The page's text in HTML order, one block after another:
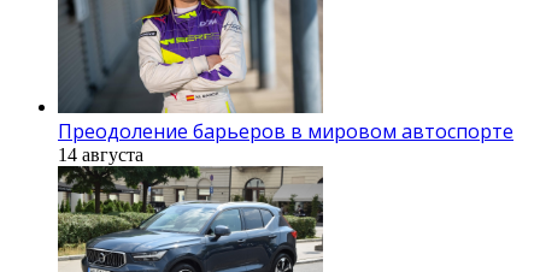
Преодоление барьеров в мировом автоспорте
14 августа